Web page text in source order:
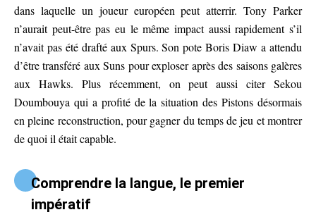
dans laquelle un joueur européen peut atterrir. Tony Parker
n’aurait peut-être pas eu le même impact aussi rapidement s’il
n’avait pas été drafté aux Spurs. Son pote Boris Diaw a attendu
d’être transféré aux Suns pour exploser après des saisons galères
aux Hawks. Plus récemment, on peut aussi citer Sekou
Doumbouya qui a profité de la situation des Pistons désormais
en pleine reconstruction, pour gagner du temps de jeu et montrer
de quoi il était capable.
Comprendre la langue, le premier
impératif